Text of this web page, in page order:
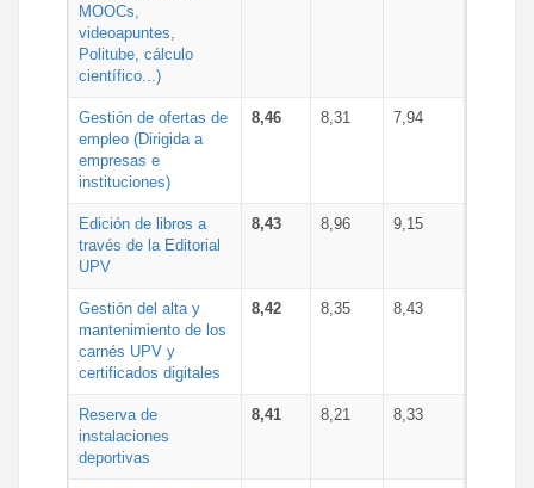
MOOCs,
videoapuntes,
Politube, cálculo
científico...)
Gestión de ofertas de
empleo (Dirigida a
empresas e
instituciones)
8,46 8,31 7,94
Edición de libros a
través de la Editorial
UPV
8,43 8,96 9,15
Gestión del alta y
mantenimiento de los
carnés UPV y
certificados digitales
8,42 8,35 8,43
Reserva de
instalaciones
deportivas
8,41 8,21 8,33